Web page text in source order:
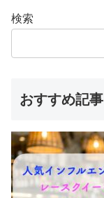
検索
おすすめ記事